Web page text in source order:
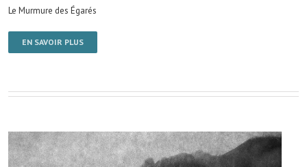
Le Murmure des Égarés
EN SAVOIR PLUS